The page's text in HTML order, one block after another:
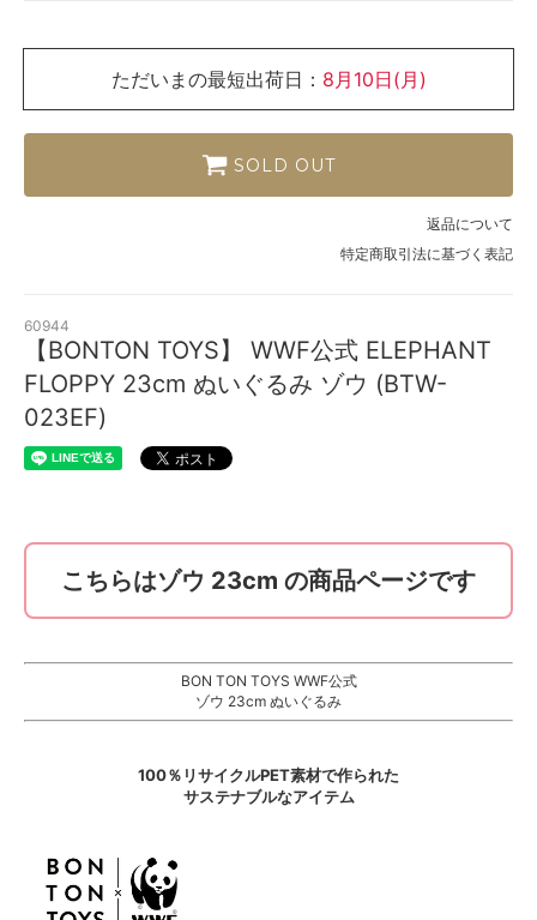
ただいまの最短出荷日： 8月10日(月)
SOLD OUT
返品について
特定商取引法に基づく表記
60944
【BONTON TOYS】 WWF公式 ELEPHANT
FLOPPY 23cm ぬいぐるみ ゾウ (BTW-
023EF)
こちらはゾウ 23cm の商品ページです
BON TON TOYS WWF公式
ゾウ 23cm ぬいぐるみ
100％リサイクルPET素材で作られた
サステナブルなアイテム